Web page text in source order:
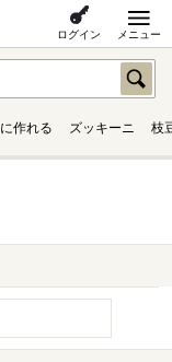
ログイン メニュー
作れる ズッキーニ 枝